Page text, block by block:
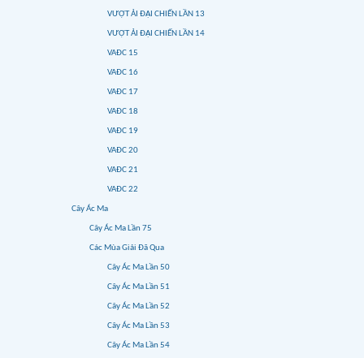
VƯỢT ẢI ĐẠI CHIẾN LẦN 13
VƯỢT ẢI ĐẠI CHIẾN LẦN 14
VAĐC 15
VAĐC 16
VAĐC 17
VAĐC 18
VAĐC 19
VAĐC 20
VAĐC 21
VAĐC 22
Cây Ác Ma
Cây Ác Ma Lần 75
Các Mùa Giải Đã Qua
Cây Ác Ma Lần 50
Cây Ác Ma Lần 51
Cây Ác Ma Lần 52
Cây Ác Ma Lần 53
Cây Ác Ma Lần 54